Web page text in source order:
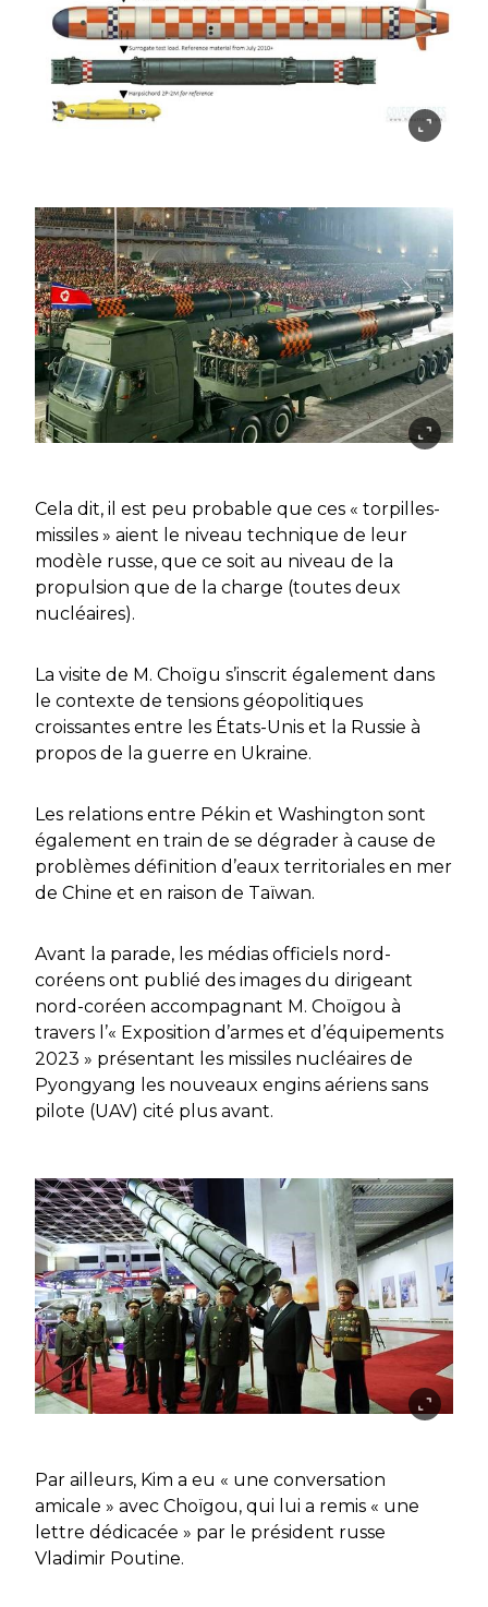
Cela dit, il est peu probable que ces « torpilles-
missiles » aient le niveau technique de leur
modèle russe, que ce soit au niveau de la
propulsion que de la charge (toutes deux
nucléaires).
La visite de M. Choïgu s’inscrit également dans
le contexte de tensions géopolitiques
croissantes entre les États-Unis et la Russie à
propos de la guerre en Ukraine.
Les relations entre Pékin et Washington sont
également en train de se dégrader à cause de
problèmes définition d’eaux territoriales en mer
de Chine et en raison de Taïwan.
Avant la parade, les médias officiels nord-
coréens ont publié des images du dirigeant
nord-coréen accompagnant M. Choïgou à
travers l’« Exposition d’armes et d’équipements
2023 » présentant les missiles nucléaires de
Pyongyang les nouveaux engins aériens sans
pilote (UAV) cité plus avant.
Par ailleurs, Kim a eu « une conversation
amicale » avec Choïgou, qui lui a remis « une
lettre dédicacée » par le président russe
Vladimir Poutine.